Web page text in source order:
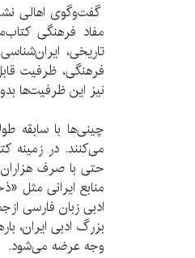
گفت‌وگوی اهالی
تاریخی،
فرهنگی، ظرفیت
نیز این ظرفیت‌ها
چینی‌ها با سابقه
می‌کنند. در زمینه‌
حتی با صرف
منابع ایرانی مثل
ادبی زبان فارسی
بزرگ ادبی ایران،
وجه عرضه می‌شود.